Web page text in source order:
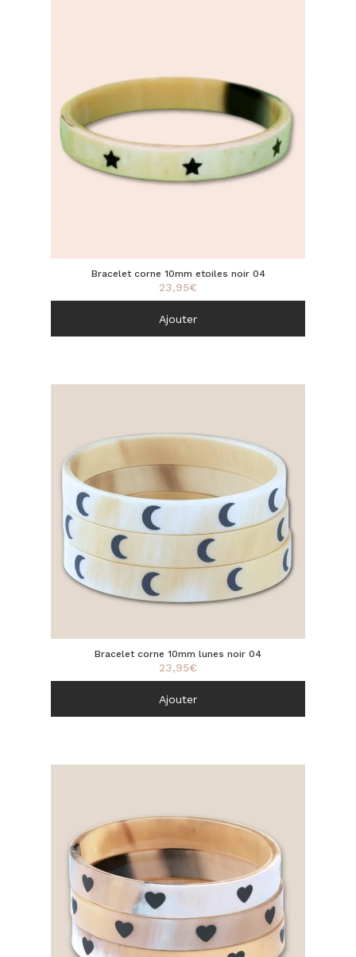
Bracelet corne 10mm etoiles noir 04
23,95€
Ajouter
Bracelet corne 10mm lunes noir 04
23,95€
Ajouter